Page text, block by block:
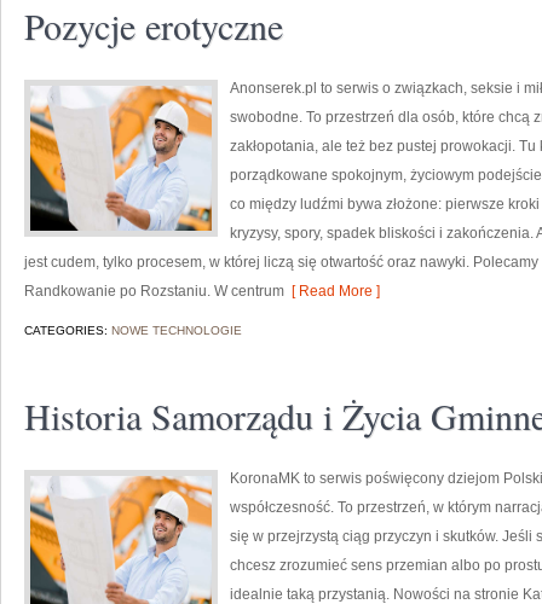
Pozycje erotyczne
Anonserek.pl to serwis o związkach, seksie i
swobodne. To przestrzeń dla osób, które chcą
zakłopotania, ale też bez pustej prowokacji.
porządkowane spokojnym, życiowym
co między ludźmi bywa złożone: pierwsze
kryzysy, spory, spadek bliskości i
jest cudem, tylko procesem, w której liczą się otwartość oraz nawyki.
Randkowanie po Rozstaniu. W centrum [ Read More ]
CATEGORIES: NOWE TECHNOLOGIE
Historia Samorządu i Życia
KoronaMK to serwis poświęcony dziejom
współczesność. To przestrzeń, w którym
się w przejrzystą ciąg przyczyn i skutków.
chcesz zrozumieć sens przemian albo po
idealnie taką przystanią. Nowości na stronie